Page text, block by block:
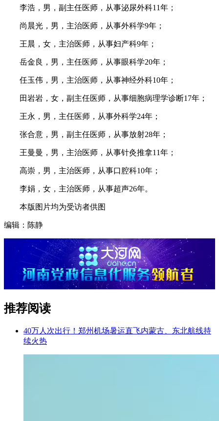
李浩，男，副主任医师，从事泌尿外科11年；
尚晨光，男，主治医师，从事外科学9年；
王晨，女，主治医师，从事妇产科9年；
岳金良，男，主任医师，从事眼科学20年；
任玉伟，男，主治医师，从事神经外科10年；
田岩岩，女，副主任医师，从事细胞病理学诊断17年；
王永，男，主任医师，从事外科学24年；
张合意，男，副主任医师，从事放射28年；
王曼曼，男，主治医师，从事针灸推拿11年；
高崇，男，主治医师，从事口腔科10年；
李娟，女，主治医师，从事超声26年。
本版图片均为受访者供图
编辑：陈静
推荐阅读
40万人次出行！郑州机场暑运直飞内蒙古、东北航线持
续火热